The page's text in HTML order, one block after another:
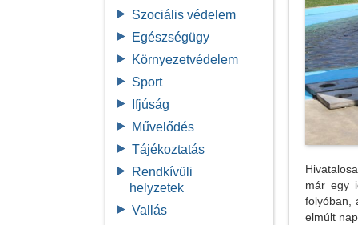
Szociális védelem
Egészségügy
Környezetvédelem
Sport
Ifjúság
Művelődés
Tájékoztatás
Rendkívüli
helyzetek
Vallás
már egy
folyóban,
elmúlt